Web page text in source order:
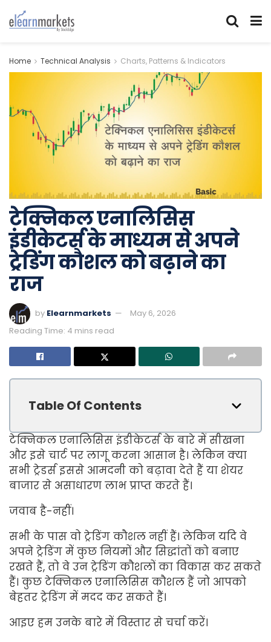
Home Technical Analysis Charts, Patterns & Indicators
टेक्निकल एनालिसिस
इंडीकेटर्स के माध्यम से अपने
ट्रेडिंग कौशल को बढ़ाने का
राज
by Elearnmarkets
May 6, 2026
Reading Time: 4 mins read
Table Of Contents
टेक्निकल एनालिसिस इंडीकेटर्स के बारे में सीखना
और इसे चार्ट पर लागू करना आसान है। लेकिन क्या
सभी ट्रेडर्स इससे आमदनी को बढ़ावा देते हैं या शेयर
बाजार से असाधारण लाभ प्राप्त करते हैं।
जवाब है-नहीं।
सभी के पास वो ट्रेडिंग कौशल नहीं हैं। लेकिन यदि वे
अपने ट्रेडिंग में कुछ नियमों और सिद्धांतों को बनाए
रखते हैं, तो वे उन ट्रेडिंग कौशलों का विकास कर सकते
हैं। कुछ टेक्निकल एनालिसिस कौशल हैं जो आपको
बेहतर ट्रेडिंग में मदद कर सकते हैं।
आइए हम उनके बारे में विस्तार से चर्चा करें।